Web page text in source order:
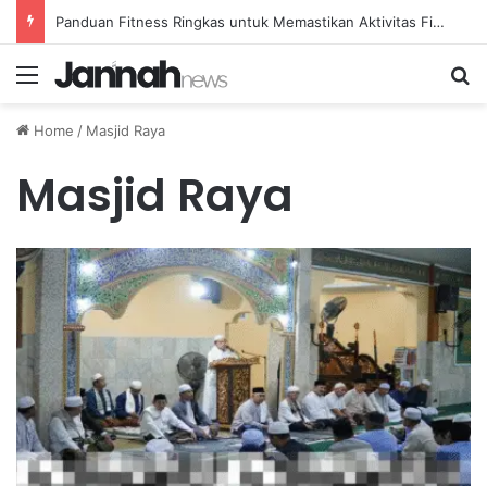
Panduan Fitness Ringkas untuk Memastikan Aktivitas Fisik Anda Tetap Konsisten
Menu
Home / Masjid Raya
Masjid Raya